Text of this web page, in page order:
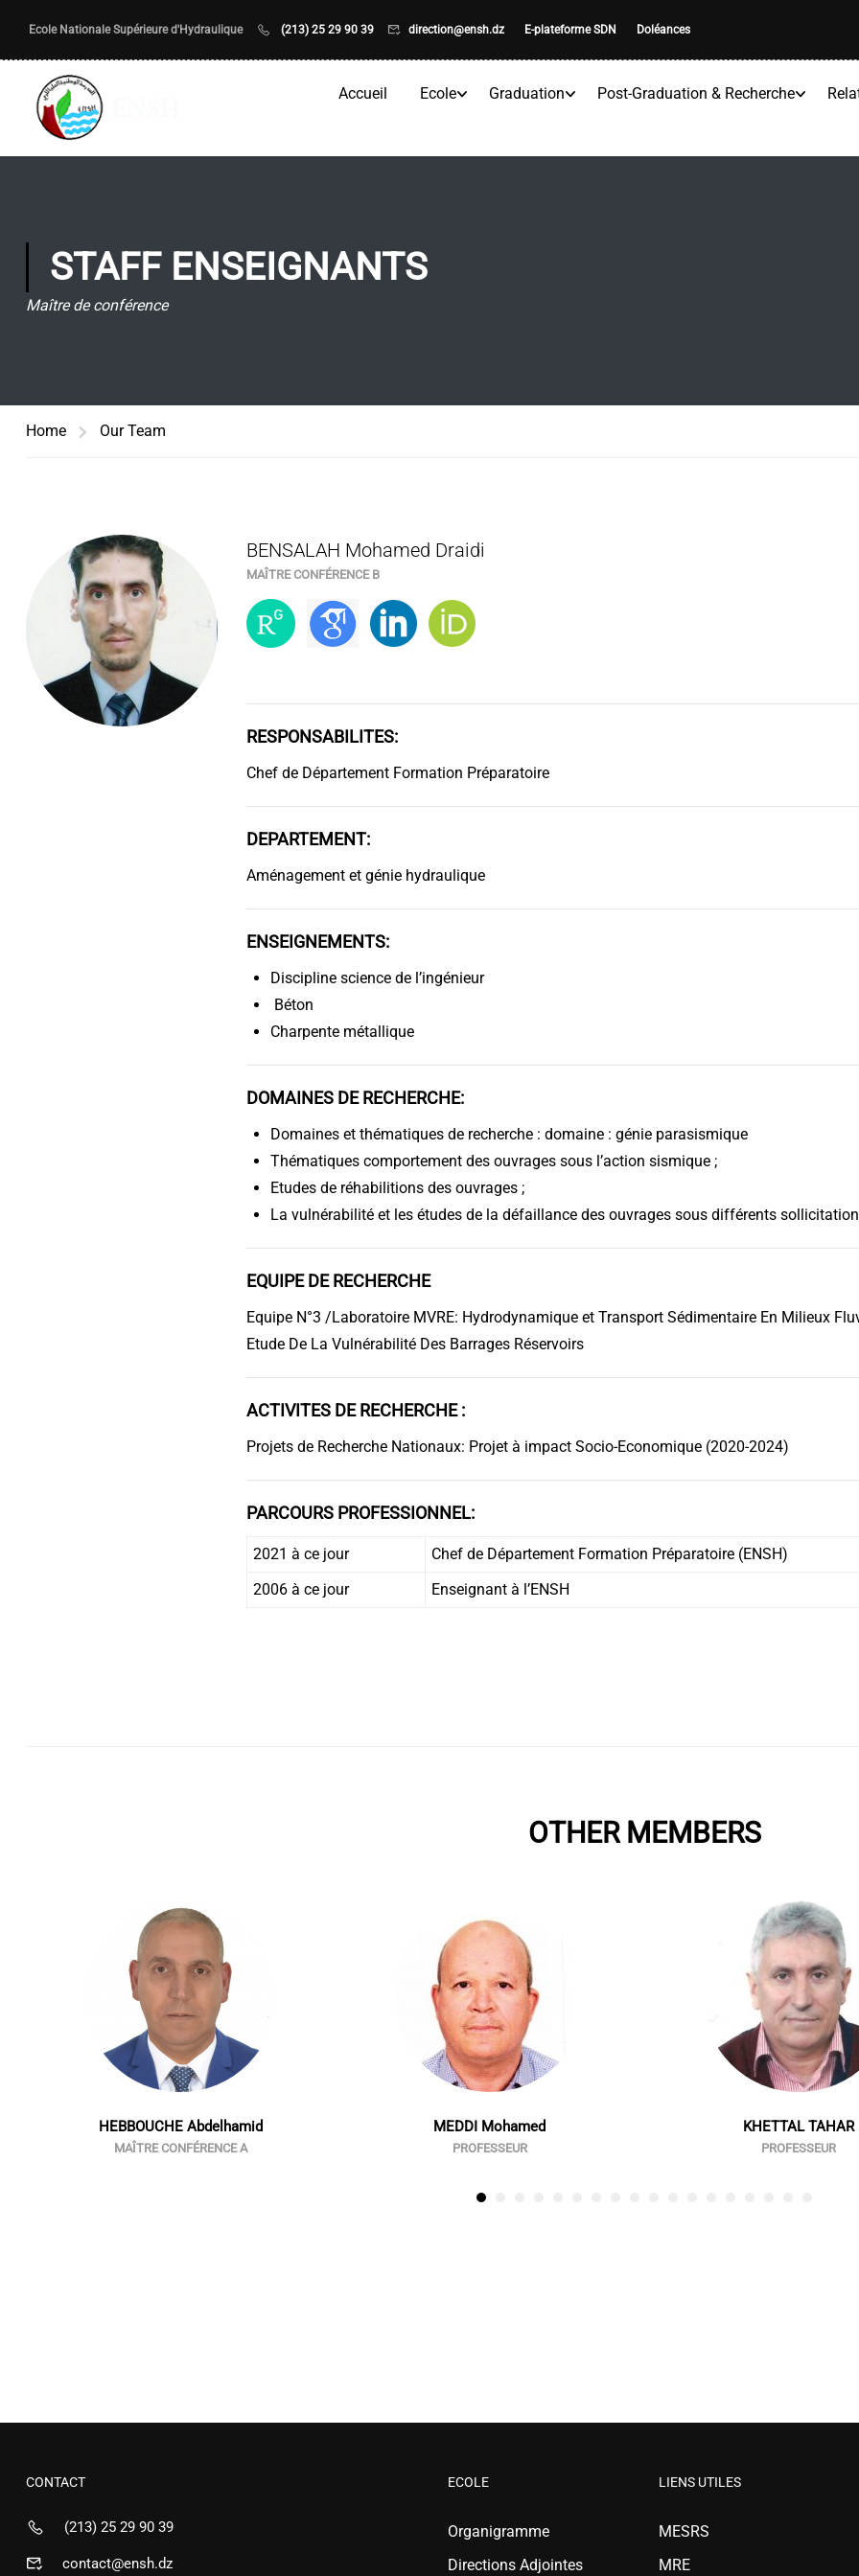
Ecole Nationale Supérieure d'Hydraulique (213) 25 29 90 39 direction@ensh.dz E-plateforme SDN Doléances
Accueil Ecole Graduation Post-Graduation & Recherche
STAFF ENSEIGNANTS
Maître de conférence
Home Our Team
BENSALAH Mohamed Draidi
MAÎTRE CONFÉRENCE B
RESPONSABILITES:
Chef de Département Formation Préparatoire
DEPARTEMENT:
Aménagement et génie hydraulique
ENSEIGNEMENTS:
Discipline science de l’ingénieur
Béton
Charpente métallique
DOMAINES DE RECHERCHE:
Domaines et thématiques de recherche : domaine : génie parasismique
Thématiques comportement des ouvrages sous l’action sismique ;
Etudes de réhabilitions des ouvrages ;
La vulnérabilité et les études de la défaillance des ouvrages sous différents
EQUIPE DE RECHERCHE
Equipe N°3 /Laboratoire MVRE: Hydrodynamique et Transport Sédimentaire En Milieux
Etude De La Vulnérabilité Des Barrages Réservoirs
ACTIVITES DE RECHERCHE :
Projets de Recherche Nationaux: Projet à impact Socio-Economique (2020-2024)
PARCOURS PROFESSIONNEL:
2021 à ce jour
Chef de Département Formation Préparatoire (ENSH)
2006 à ce jour
Enseignant à l’ENSH
OTHER MEMBERS
HEBBOUCHE Abdelhamid
MAÎTRE CONFÉRENCE A
MEDDI Mohamed
PROFESSEUR
KHETTAL TAHAR
PROFESSEUR
CONTACT
(213) 25 29 90 39
contact@ensh.dz
ECOLE
Organigramme
Directions Adjointes
LIENS UTILES
MESRS
MRE